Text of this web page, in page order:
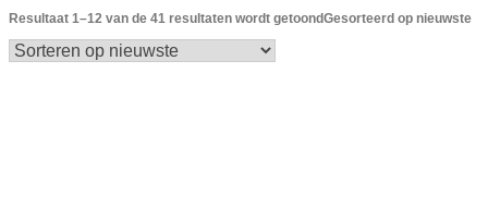
Resultaat 1–12 van de 41 resultaten wordt getoondGesorteerd op nieuwste